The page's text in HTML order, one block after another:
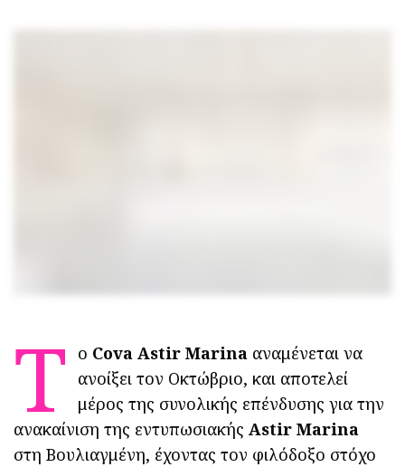
Τ o Cova Astir Marina αναμένεται να
ανοίξει τον Οκτώβριο, και αποτελεί
μέρος της συνολικής επένδυσης για την
ανακαίνιση της εντυπωσιακήςAstir Marina
στη Βουλιαγμένη, έχοντας τον φιλόδοξο στόχο